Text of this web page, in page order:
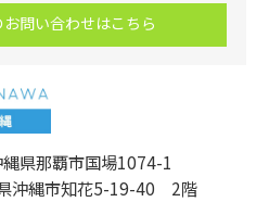
県那覇市国場1074-1
沖縄市知花5-19-40 2階
問い合わせはこちら